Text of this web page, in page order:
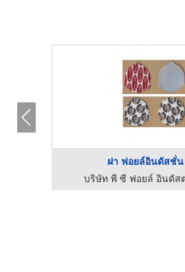
ฝา ฟอยล์อินดัสชั่น
บริษัท พี ซี ฟอยล์ อินดัส